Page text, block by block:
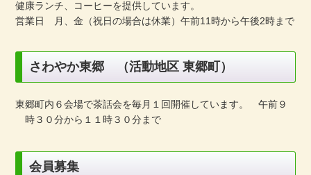
健康ランチ、コーヒーを提供しています。
営業日 月、金（祝日の場合は休業）午前11時から午後2時まで
さわやか東郷 （活動地区 東郷町）
東郷町内６会場で茶話会を毎月１回開催しています。 午前９
時３０分から１１時３０分まで
会員募集